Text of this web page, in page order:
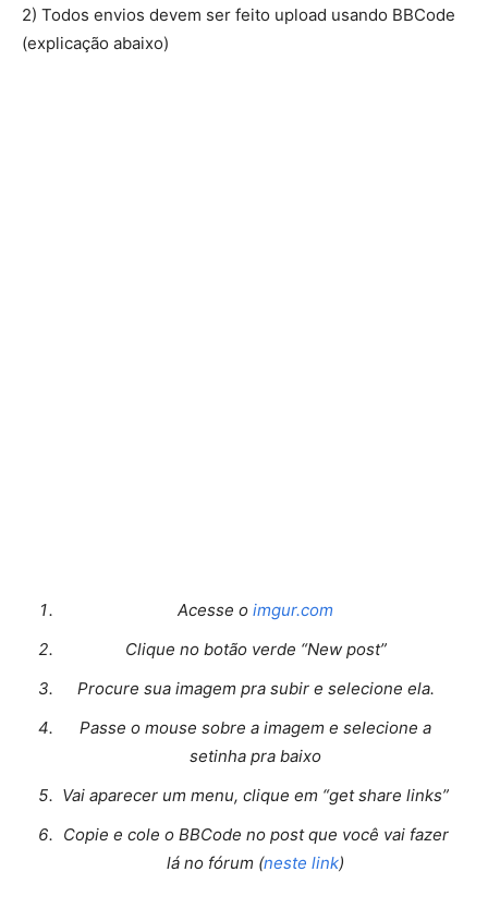
2) Todos envios devem ser feito upload usando BBCode
(explicação abaixo)
Acesse o imgur.com
Clique no botão verde “New post”
Procure sua imagem pra subir e selecione ela.
Passe o mouse sobre a imagem e selecione a
setinha pra baixo
Vai aparecer um menu, clique em “get share links”
Copie e cole o BBCode no post que você vai fazer
lá no fórum (neste link)